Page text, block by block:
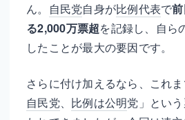
ん。
自民党自身が比例代表で
る2,000万票超を記録し、自ら
したことが最大の要因です。
さらに付け加えるなら、これ
自民党、 比例は公明党」とい